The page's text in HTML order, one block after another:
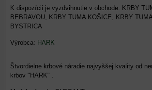
KRBY
BEBRAVOU, KRBY TUMA KOŠICE, KRBY
BYSTRICA
Výrobca: HARK
Štvordielne krbové náradie najvyššej kvality od
krbov "HARK" .